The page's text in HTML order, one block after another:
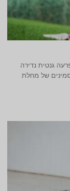
גנטית נדירה
של מחלת